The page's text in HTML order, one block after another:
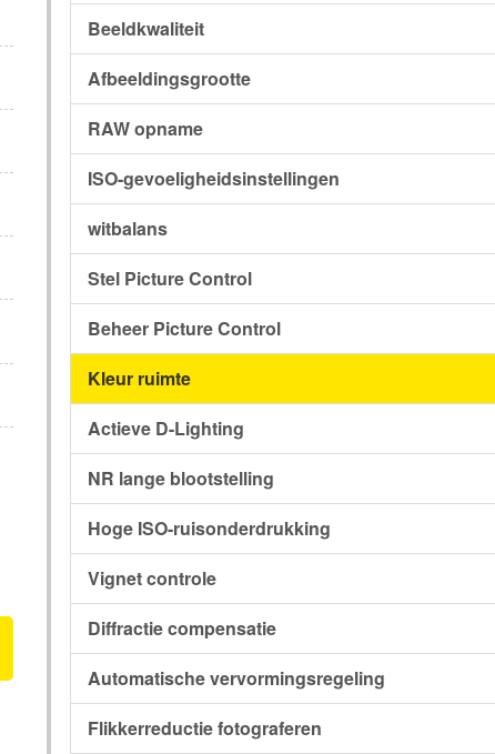
Beeldkwaliteit
Afbeeldingsgrootte
RAW opname
ISO-gevoeligheidsinstellingen
witbalans
Stel Picture Control
Beheer Picture Control
Kleur ruimte
Actieve D-Lighting
NR lange blootstelling
Hoge ISO-ruisonderdrukking
Vignet controle
Diffractie compensatie
Automatische vervormingsregeling
Flikkerreductie fotograferen